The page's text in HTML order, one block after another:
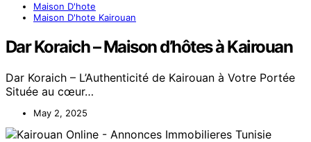
Maison D'hote
Maison D'hote Kairouan
Dar Koraich – Maison d’hôtes à Kairouan
Dar Koraich – L’Authenticité de Kairouan à Votre Portée
Située au cœur…
May 2, 2025